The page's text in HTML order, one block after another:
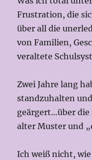
Frustration, die
über all die
von Familien,
veraltete
Zwei Jahre lang
standzuhalten
geärgert…über
alter Muster und
Ich weiß nicht,